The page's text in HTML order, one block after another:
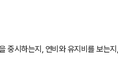
중시하는지, 연비와 유지비를 보는